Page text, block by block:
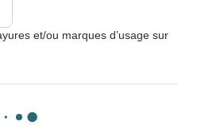
et/ou marques d’usage sur